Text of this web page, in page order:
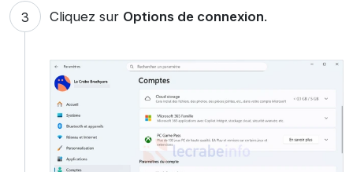
Cliquez sur Options de connexion.